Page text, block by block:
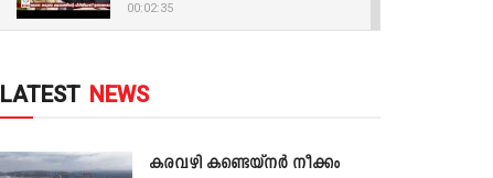
00:02:35
LATEST NEWS
കരവഴി കണ്ടെയ്നർ നീക്കം